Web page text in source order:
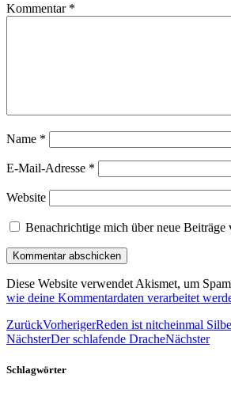
Kommentar *
Name *
E-Mail-Adresse *
Website
Benachrichtige mich über neue
Diese Website verwendet Akismet, um
wie deine Kommentardaten verarbeitet
ZurückVorherigerReden ist nitcheinmal
NächsterDer schlafende DracheNächster
Schlagwörter